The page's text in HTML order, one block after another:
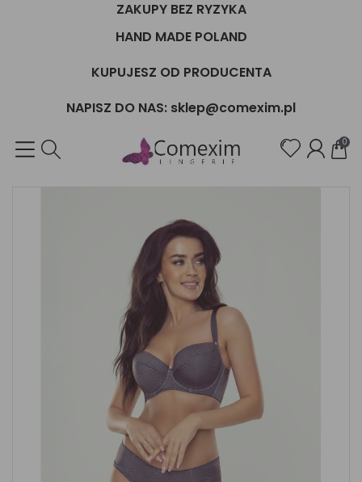
ZAKUPY BEZ RYZYKA
HAND MADE POLAND
KUPUJESZ OD PRODUCENTA
NAPISZ DO NAS: sklep@comexim.pl
0